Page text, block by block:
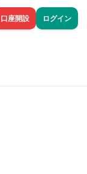
口座開設 ログイン